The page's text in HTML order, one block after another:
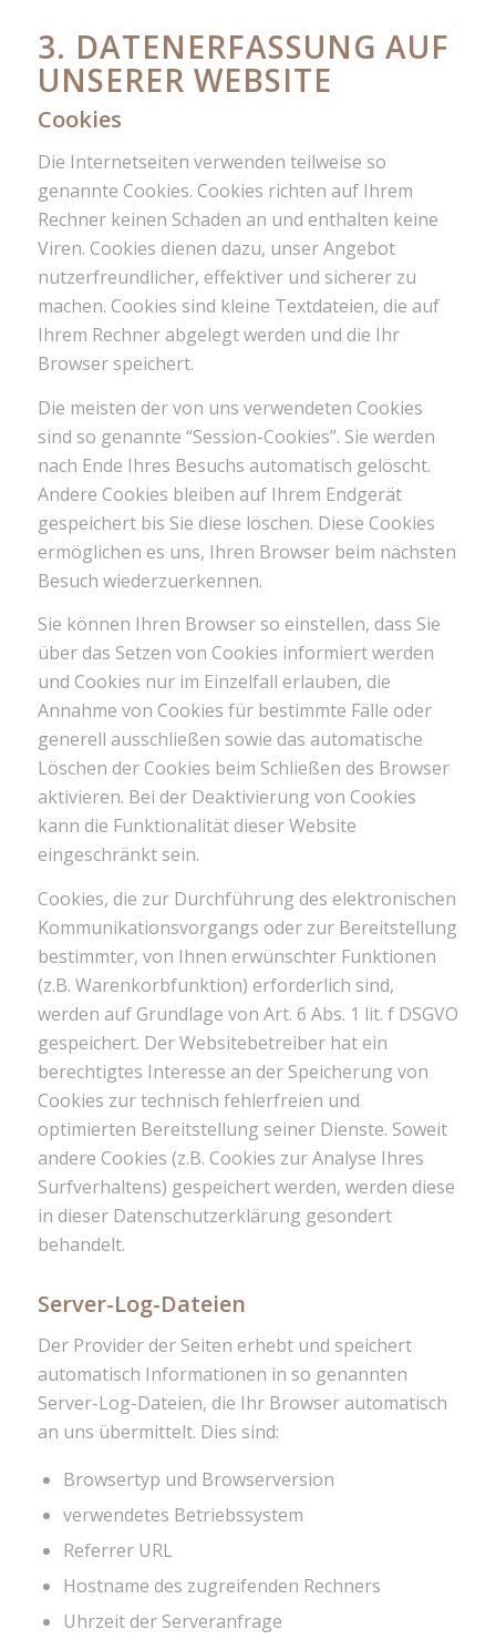
3. DATENERFASSUNG AUF
UNSERER WEBSITE
Cookies
Die Internetseiten verwenden teilweise so
genannte Cookies. Cookies richten auf Ihrem
Rechner keinen Schaden an und enthalten keine
Viren. Cookies dienen dazu, unser Angebot
nutzerfreundlicher, effektiver und sicherer zu
machen. Cookies sind kleine Textdateien, die auf
Ihrem Rechner abgelegt werden und die Ihr
Browser speichert.
Die meisten der von uns verwendeten Cookies
sind so genannte “Session-Cookies”. Sie werden
nach Ende Ihres Besuchs automatisch gelöscht.
Andere Cookies bleiben auf Ihrem Endgerät
gespeichert bis Sie diese löschen. Diese Cookies
ermöglichen es uns, Ihren Browser beim nächsten
Besuch wiederzuerkennen.
Sie können Ihren Browser so einstellen, dass Sie
über das Setzen von Cookies informiert werden
und Cookies nur im Einzelfall erlauben, die
Annahme von Cookies für bestimmte Fälle oder
generell ausschließen sowie das automatische
Löschen der Cookies beim Schließen des Browser
aktivieren. Bei der Deaktivierung von Cookies
kann die Funktionalität dieser Website
eingeschränkt sein.
Cookies, die zur Durchführung des elektronischen
Kommunikationsvorgangs oder zur Bereitstellung
bestimmter, von Ihnen erwünschter Funktionen
(z.B. Warenkorbfunktion) erforderlich sind,
werden auf Grundlage von Art. 6 Abs. 1 lit. f DSGVO
gespeichert. Der Websitebetreiber hat ein
berechtigtes Interesse an der Speicherung von
Cookies zur technisch fehlerfreien und
optimierten Bereitstellung seiner Dienste. Soweit
andere Cookies (z.B. Cookies zur Analyse Ihres
Surfverhaltens) gespeichert werden, werden diese
in dieser Datenschutzerklärung gesondert
behandelt.
Server-Log-Dateien
Der Provider der Seiten erhebt und speichert
automatisch Informationen in so genannten
Server-Log-Dateien, die Ihr Browser automatisch
an uns übermittelt. Dies sind:
Browsertyp und Browserversion
verwendetes Betriebssystem
Referrer URL
Hostname des zugreifenden Rechners
Uhrzeit der Serveranfrage